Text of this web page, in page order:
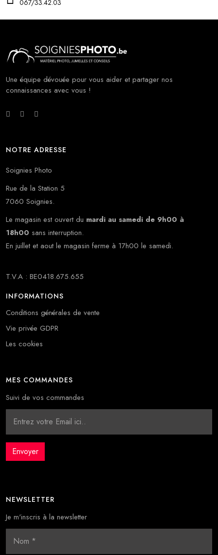
067/33.42.03
Une équipe dévouée pour vous aider et partager nos
connaissances avec vous !
NOTRE ADRESSE
Soignies Photo
Rue de la Station 5
7060 Soignies.
Le magasin est ouvert du mardi au samedi de 9h00 à
18h00 sans interruption.
En juillet et aout le magasin ferme à 17h00 le samedi.
T.V.A : BE0418.675.655
INFORMATIONS
Conditions générales de vente
Vie privée GDPR
Les cookies
MES COMMANDES
Suivi de vos commandes
NEWSLETTER
Je m'inscris à la newsletter